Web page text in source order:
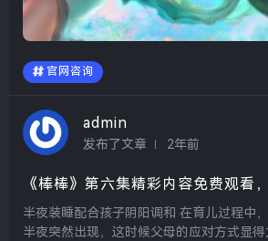
官网咨询
admin
发布了文章 2年前
《棒棒》第六集精彩内容免费观看
半夜装睡配合孩子阴阳调和 在育儿过程中，孩子的需求往往会在
半夜突然出现，这时候父母的应对方式显